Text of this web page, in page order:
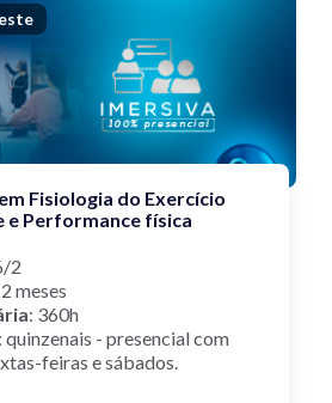
Fisiologia do Exercício
e Performance física
2
meses
: 360h
: quinzenais - presencial com
feiras e sábados.